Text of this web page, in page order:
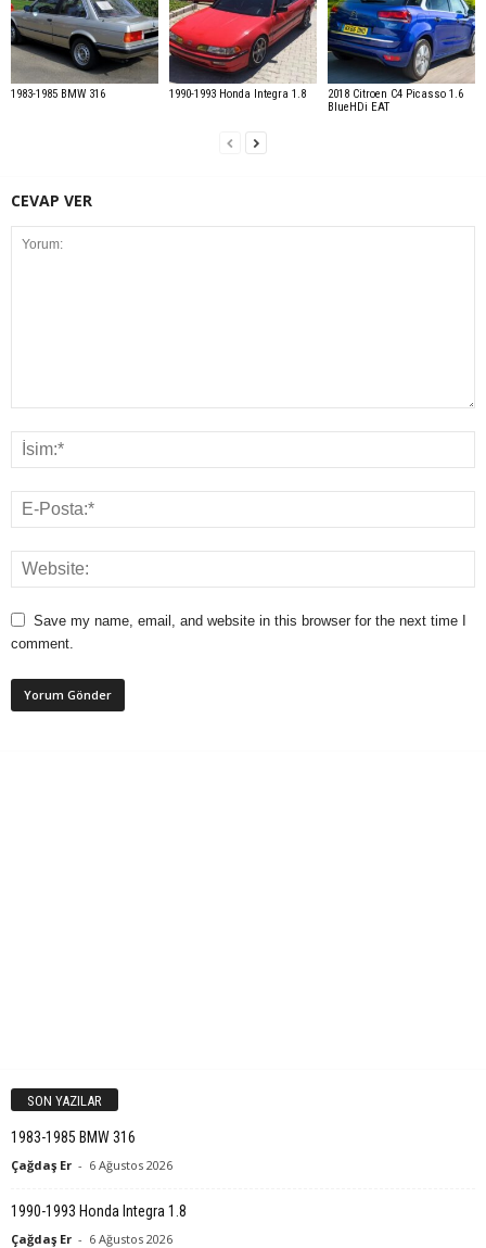
1983-1985 BMW 316 1990-1993 Honda Integra 1.8
2018 Citroen C4 Picasso 1.6
BlueHDi EAT
CEVAP VER
Save my name, email, and website in this browser for the next time I
comment.
SON YAZILAR
1983-1985 BMW 316
Çağdaş Er - 6 Ağustos 2026
1990-1993 Honda Integra 1.8
Çağdaş Er - 6 Ağustos 2026